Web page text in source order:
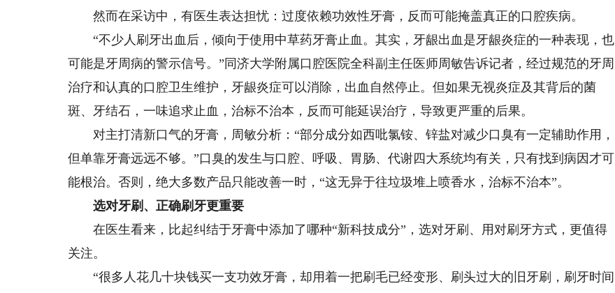
然而在采访中，有医生表达担忧：过度依赖功效性牙膏，反而可能掩盖真正的口腔疾病。
“不少人刷牙出血后，倾向于使用中草药牙膏止血。其实，牙龈出血是牙龈炎症的一种表现，也
可能是牙周病的警示信号。”同济大学附属口腔医院全科副主任医师周敏告诉记者，经过规范的牙周
治疗和认真的口腔卫生维护，牙龈炎症可以消除，出血自然停止。但如果无视炎症及其背后的菌
斑、牙结石，一味追求止血，治标不治本，反而可能延误治疗，导致更严重的后果。
对主打清新口气的牙膏，周敏分析：“部分成分如西吡氯铵、锌盐对减少口臭有一定辅助作用，
但单靠牙膏远远不够。”口臭的发生与口腔、呼吸、胃肠、代谢四大系统均有关，只有找到病因才可
能根治。否则，绝大多数产品只能改善一时，“这无异于往垃圾堆上喷香水，治标不治本”。
选对牙刷、正确刷牙更重要
在医生看来，比起纠结于牙膏中添加了哪种“新科技成分”，选对牙刷、用对刷牙方式，更值得
关注。
“很多人花几十块钱买一支功效牙膏，却用着一把刷毛已经变形、刷头过大的旧牙刷，刷牙时间